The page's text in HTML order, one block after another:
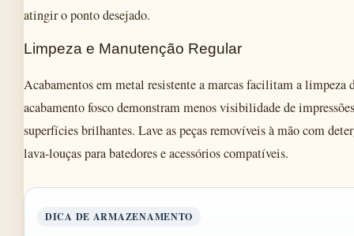
atingir o ponto desejado.
Limpeza e Manutenção Regular
Acabamentos em metal resistente a marcas facilitam a limpeza
acabamento fosco demonstram menos visibilidade de
superfícies brilhantes. Lave as peças removíveis à mão com
lava-louças para batedores e acessórios compatíveis.
DICA DE ARMAZENAMENTO